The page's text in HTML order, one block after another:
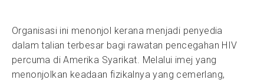
Organisasi ini menonjol kerana menjadi penyedia
dalam talian terbesar bagi rawatan pencegahan HIV
percuma di Amerika Syarikat. Melalui imej yang
menonjolkan keadaan fizikalnya yang cemerlang,